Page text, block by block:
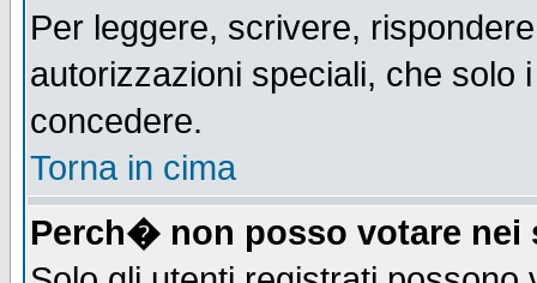
Per leggere, scrivere,
autorizzazioni speciali, che solo
concedere.
Torna in cima
Perch� non posso votare nei